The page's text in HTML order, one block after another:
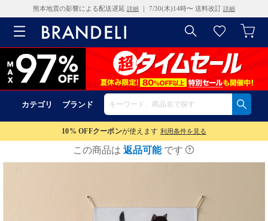
熊本地震の影響による配送遅延 詳細 ｜ 7/30(木)14時〜 送料改訂 詳細
カテゴリ ブランド
10% OFFクーポンが使えます 利用条件を見る
この商品は 返品可能 です